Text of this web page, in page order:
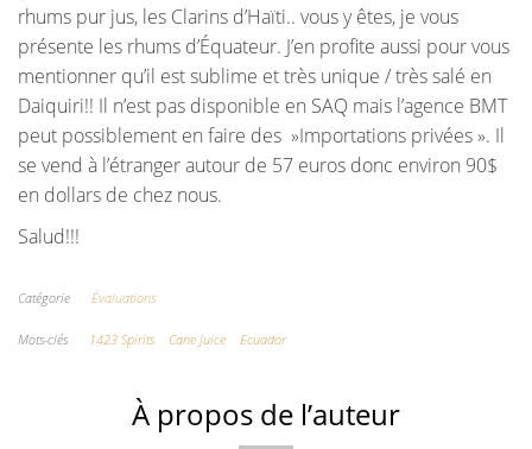
rhums pur jus, les Clarins d’Haïti.. vous y êtes, je vous
présente les rhums d’Équateur. J’en profite aussi pour vous
mentionner qu’il est sublime et très unique / très salé en
Daiquiri!! Il n’est pas disponible en SAQ mais l’agence BMT
peut possiblement en faire des »Importations privées ». Il
se vend à l’étranger autour de 57 euros donc environ 90$
en dollars de chez nous.
Salud!!!
Catégorie Évaluations
Mots-clés 1423 Spirits Cane Juice Ecuador
À propos de l’auteur